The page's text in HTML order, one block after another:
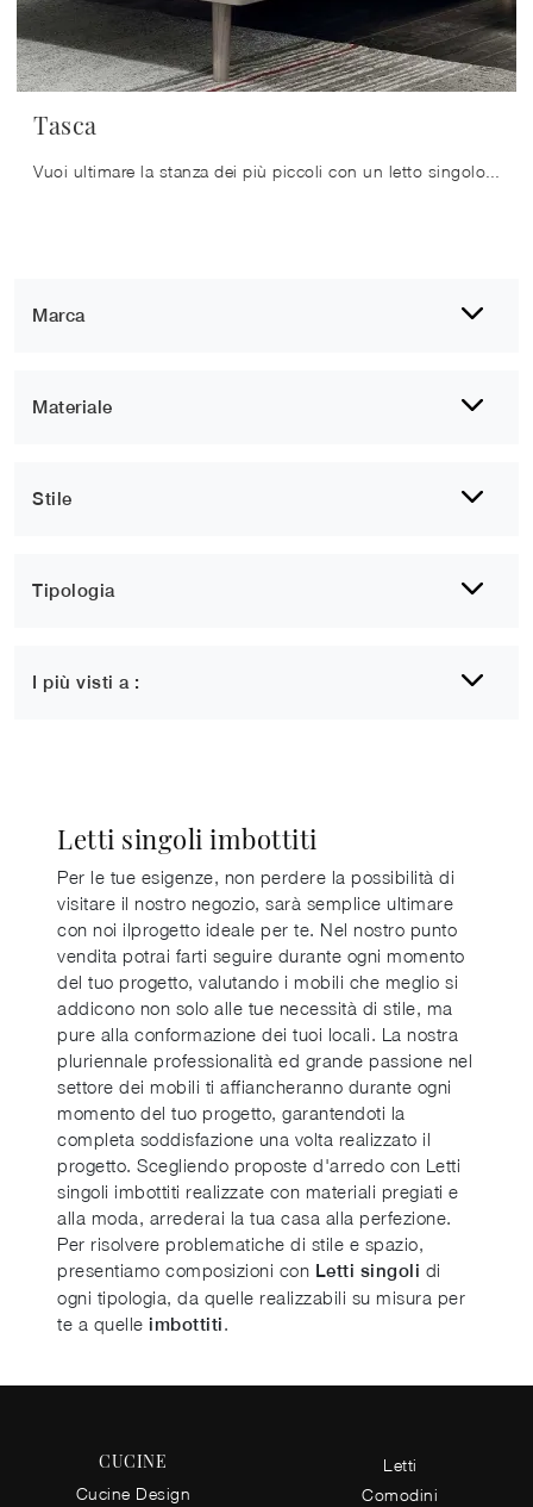
Marca
Materiale
Stile
Tipologia
I più visti a :
Tasca
Letti singoli imbottiti
Per le tue esigenze, non perdere la possibilità di
visitare il nostro negozio, sarà semplice ultimare
con noi ilprogetto ideale per te. Nel nostro punto
vendita potrai farti seguire durante ogni momento
del tuo progetto, valutando i mobili che meglio si
addicono non solo alle tue necessità di stile, ma
pure alla conformazione dei tuoi locali. La nostra
pluriennale professionalità ed grande passione nel
settore dei mobili ti affiancheranno durante ogni
momento del tuo progetto, garantendoti la
completa soddisfazione una volta realizzato il
progetto. Scegliendo proposte d'arredo con Letti
singoli imbottiti realizzate con materiali pregiati e
alla moda, arrederai la tua casa alla perfezione.
Per risolvere problematiche di stile e spazio,
presentiamo composizioni con Letti singoli di
ogni tipologia, da quelle realizzabili su misura per
te a quelle imbottiti.
CUCINE
Cucine Design
Letti
Comodini